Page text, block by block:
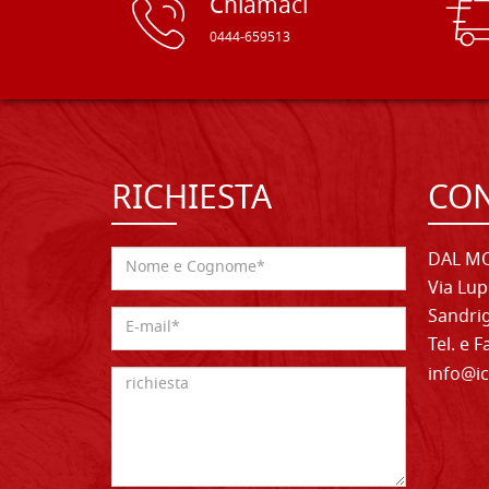
0444-659513
RICHIESTA
DAL
Via
Tel. e